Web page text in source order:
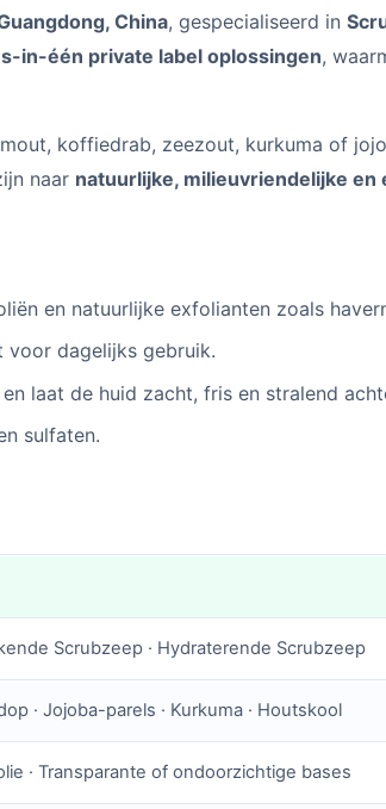
China, gespecialiseerd in
in-één private label oplossingen,
koffiedrab, zeezout, kurkuma of
naar natuurlijke, milieuvriendelijke
en natuurlijke exfolianten zoals
voor dagelijks gebruik.
laat de huid zacht, fris en stralend
sulfaten.
Scrubzeep · Hydraterende Scrubzeep
· Jojoba-parels · Kurkuma · Houtskool
· Transparante of ondoorzichtige bases